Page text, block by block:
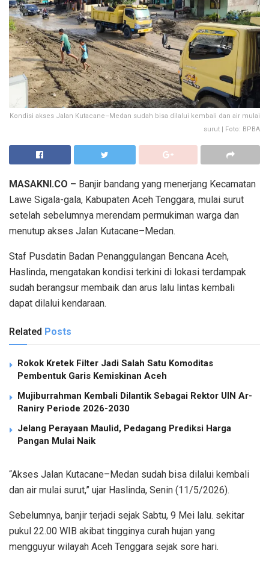
Kondisi akses Jalan Kutacane–Medan sudah bisa dilalui kembali dan air mulai
surut | Foto: BPBA
MASAKNI.CO – Banjir bandang yang menerjang Kecamatan
Lawe Sigala-gala, Kabupaten Aceh Tenggara, mulai surut
setelah sebelumnya merendam permukiman warga dan
menutup akses Jalan Kutacane–Medan.
Staf Pusdatin Badan Penanggulangan Bencana Aceh,
Haslinda, mengatakan kondisi terkini di lokasi terdampak
sudah berangsur membaik dan arus lalu lintas kembali
dapat dilalui kendaraan.
Related Posts
Rokok Kretek Filter Jadi Salah Satu Komoditas
Pembentuk Garis Kemiskinan Aceh
Mujiburrahman Kembali Dilantik Sebagai Rektor UIN Ar-
Raniry Periode 2026-2030
Jelang Perayaan Maulid, Pedagang Prediksi Harga
Pangan Mulai Naik
“Akses Jalan Kutacane–Medan sudah bisa dilalui kembali
dan air mulai surut,” ujar Haslinda, Senin (11/5/2026).
Sebelumnya, banjir terjadi sejak Sabtu, 9 Mei lalu. sekitar
pukul 22.00 WIB akibat tingginya curah hujan yang
mengguyur wilayah Aceh Tenggara sejak sore hari.